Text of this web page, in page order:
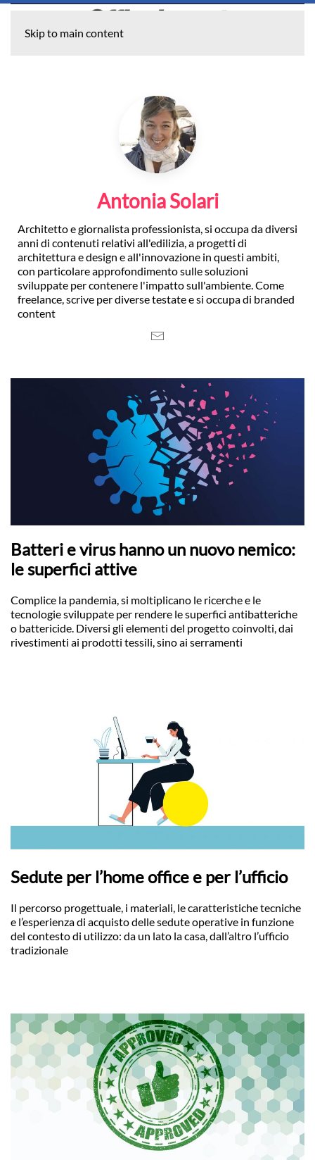
Skip to main content
Antonia Solari
Architetto e giornalista professionista, si occupa da diversi
anni di contenuti relativi all'edilizia, a progetti di
architettura e design e all'innovazione in questi ambiti,
con particolare approfondimento sulle soluzioni
sviluppate per contenere l'impatto sull'ambiente. Come
freelance, scrive per diverse testate e si occupa di branded
content
Batteri e virus hanno un nuovo nemico:
le superfici attive
Complice la pandemia, si moltiplicano le ricerche e le
tecnologie sviluppate per rendere le superfici antibatteriche
o battericide. Diversi gli elementi del progetto coinvolti, dai
rivestimenti ai prodotti tessili, sino ai serramenti
Sedute per l’home office e per l’ufficio
Il percorso progettuale, i materiali, le caratteristiche tecniche
e l’esperienza di acquisto delle sedute operative in funzione
del contesto di utilizzo: da un lato la casa, dall’altro l’ufficio
tradizionale